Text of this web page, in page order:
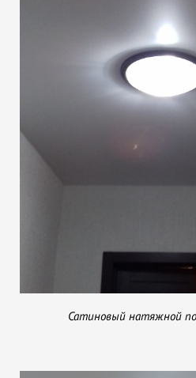
Сатиновый натяжной